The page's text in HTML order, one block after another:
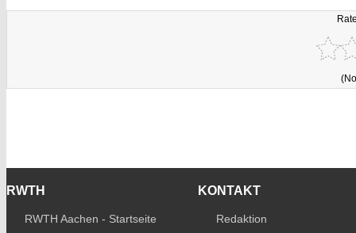
RWTH
RWTH Aachen - Startseite
KONTAKT
Redaktion